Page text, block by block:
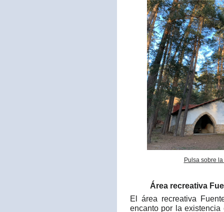
Pulsa sobre
Área recreativa
El área recreativa
encanto por la